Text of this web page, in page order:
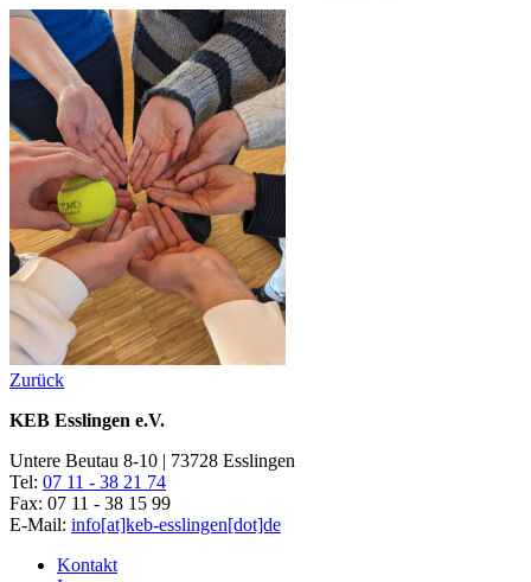
Zurück
KEB Esslingen e.V.
Untere Beutau 8-10 | 73728 Esslingen
Tel: 07 11 - 38 21 74
Fax: 07 11 - 38 15 99
E-Mail: info[at]keb-esslingen[dot]de
Kontakt